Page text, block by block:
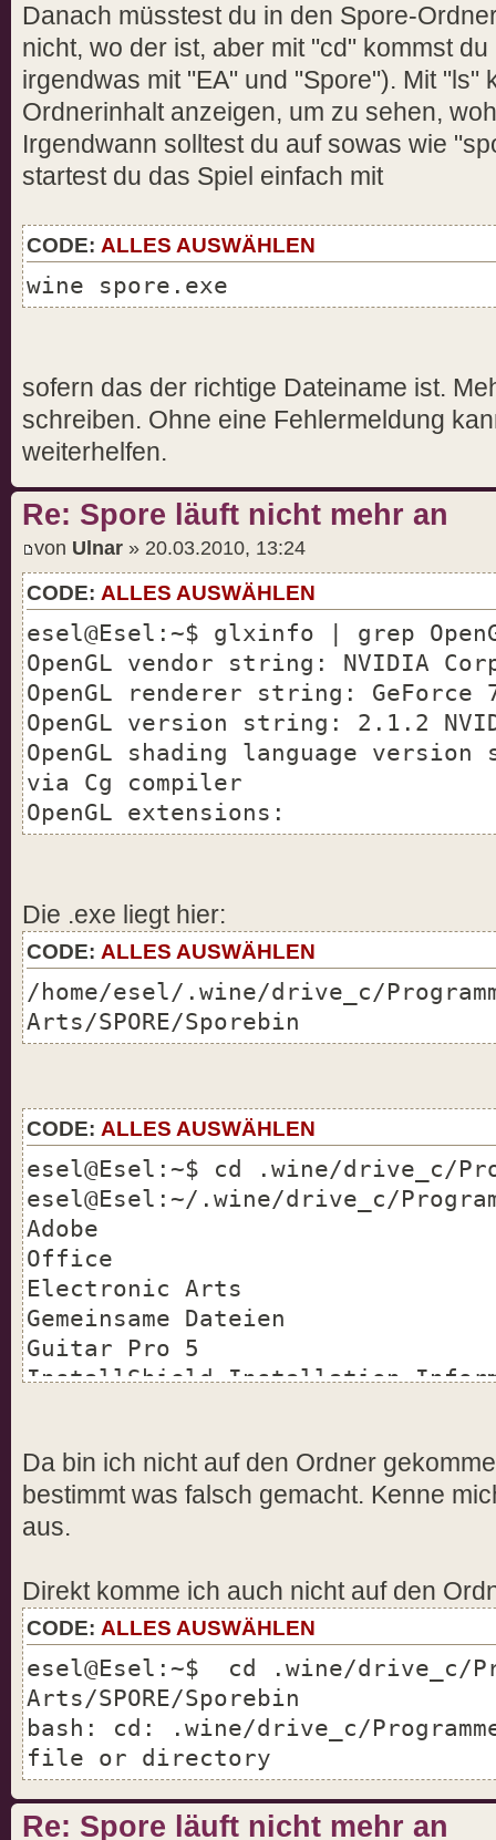
Danach müsstest du in den Spore-
nicht, wo der ist, aber mit "cd" kommst
irgendwas mit "EA" und "Spore"). Mit "ls"
Ordnerinhalt anzeigen, um zu sehen,
Irgendwann solltest du auf sowas wie
startest du das Spiel einfach mit
CODE: ALLES AUSWÄHLEN
wine spore.exe
sofern das der richtige Dateiname ist.
schreiben. Ohne eine Fehlermeldung
weiterhelfen.
Re: Spore läuft nicht mehr an
von Ulnar » 20.03.2010, 13:24
CODE: ALLES AUSWÄHLEN
esel@Esel:~$ glxinfo | grep
OpenGL vendor string: NVIDIA
OpenGL renderer string: GeForce
OpenGL version string: 2.1.2
OpenGL shading language
via Cg compiler
OpenGL extensions:
Die .exe liegt hier:
CODE: ALLES AUSWÄHLEN
/home/esel/.wine/drive_c/
Arts/SPORE/Sporebin
CODE: ALLES AUSWÄHLEN
esel@Esel:~$ cd .wine/drive_c/
esel@Esel:~/.wine/drive_c/
Adobe
Office
Electronic
Gemeinsame
Guitar Pro 5
InstallShield Installation
esel@Esel:~/.wine/drive_c/
Arts
bash: cd: Electronic: No such
Da bin ich nicht auf den Ordner
bestimmt was falsch gemacht. Kenne
aus.
Direkt komme ich auch nicht auf den
CODE: ALLES AUSWÄHLEN
esel@Esel:~$ cd .wine/drive_c/
Arts/SPORE/Sporebin
bash: cd: .wine/drive_c/
file or directory
Re: Spore läuft nicht mehr an